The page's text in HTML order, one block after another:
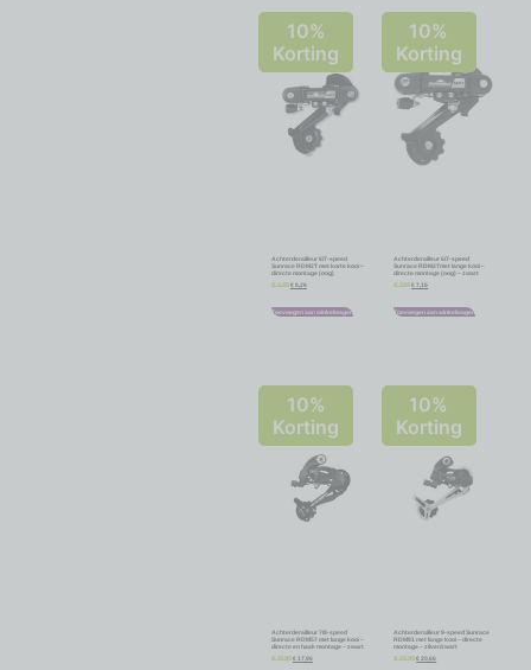
10%
Korting
Achterderailleur 6/7-speed
Sunrace RDM2T met korte kooi –
directe montage (oog)
€ 6,95 € 6,26
Toevoegen aan winkelwagen
10%
Korting
Achterderailleur 6/7-speed
Sunrace RDM2Tmet lange kooi –
directe montage (oog) – zwart
€ 7,95 € 7,16
Toevoegen aan winkelwagen
10%
Korting
Achterderailleur 7/8-speed
Sunrace RDM57 met lange kooi –
directe en haak montage – zwart
€ 19,95 € 17,96
10%
Korting
Achterderailleur 9-speed Sunrace
RDM91 met lange kooi – directe
montage – zilver/zwart
€ € 20,66